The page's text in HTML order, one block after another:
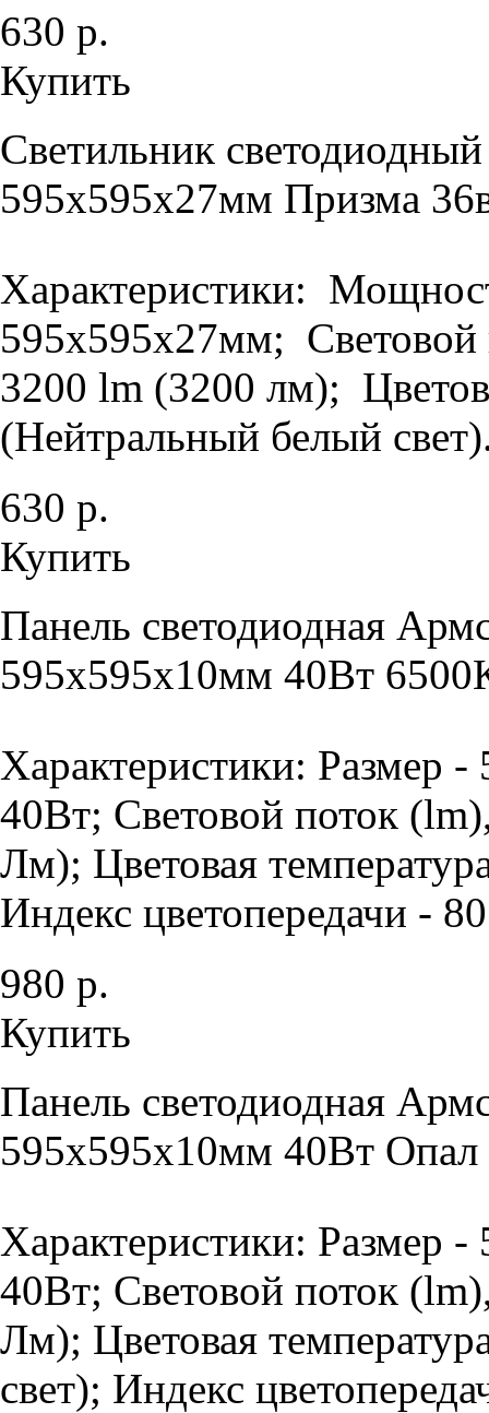
630 р.
Купить
Светильник
595х595х27мм Призма
Характеристики:
595х595х27мм; Световой
3200 lm (3200 лм);
(Нейтральный белый
630 р.
Купить
Панель светодиодная
595х595х10мм 40Вт
Характеристики: Размер
40Вт; Световой поток
Лм); Цветовая
Индекс цветопередачи -
980 р.
Купить
Панель светодиодная
595х595х10мм 40Вт
Характеристики: Размер
40Вт; Световой поток
Лм); Цветовая
свет); Индекс